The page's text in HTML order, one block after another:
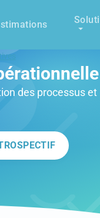
des processus et